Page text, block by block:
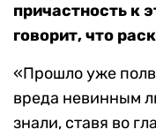
причастность к
говорит, что
«Прошло уже
вреда невинным
знали, ставя во